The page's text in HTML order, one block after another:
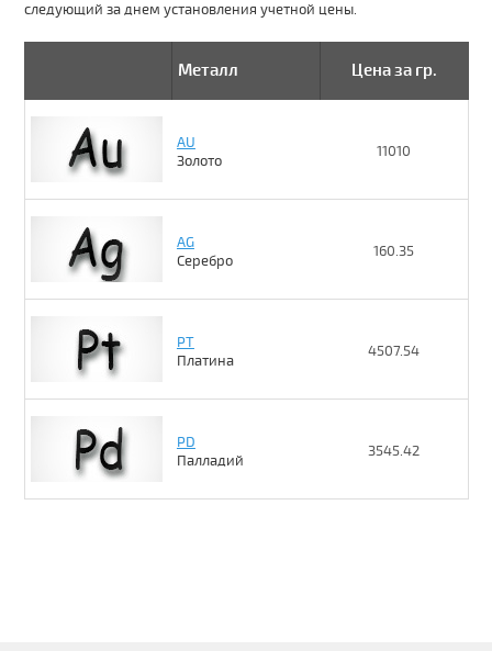
следующий за днем установления учетной цены.
Металл Цена за гр.
AU
Золото
11010
AG
Серебро
160.35
PT
Платина
4507.54
PD
Палладий
3545.42